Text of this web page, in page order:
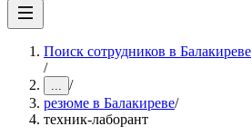
Поиск сотрудников в Балакиреве
/
... /
резюме в Балакиреве/
техник-лаборант